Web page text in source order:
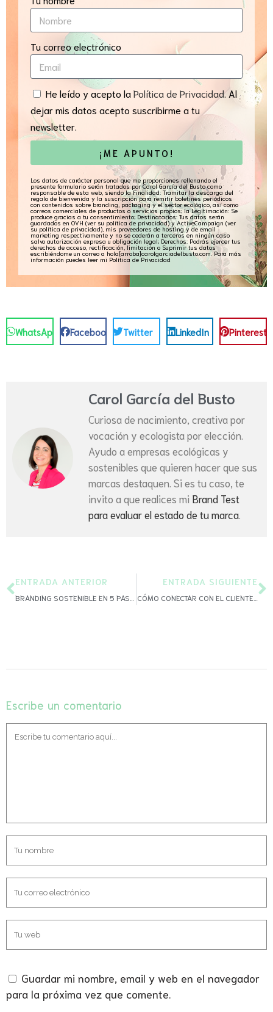
Tu correo electrónico
He leído y acepto laPolítica de Privacidad. Al
dejar mis datos acepto suscribirme a tu
newsletter.
¡ME APUNTO!
Los datos de carácter personal que me proporciones rellenando el
presente formulario serán tratados por Carol García del Busto como
responsable de esta web, siendo la Finalidad: Tramitar la descarga del
regalo de bienvenida y la suscripción para remitir boletines periódicos
con contenidos sobre branding, packaging y el sector ecológico, así como
correos comerciales de productos o servicios propios; la Legitimación: Se
produce gracias a tu consentimiento; Destinatarios: Tus datos serán
guardados en OVH (ver su política de privacidad) y ActiveCampaign (ver
su política de privacidad), mis proveedores de hosting y de email
marketing respectivamente y no se cederán a terceros en ningún caso
salvo autorización expresa u obligación legal; Derechos: Podrás ejercer tus
derechos de acceso, rectificación, limitación o Suprimir tus datos
escribiéndome un correo a hola[arroba]carolgarciadelbusto.com. Para más
información puedes leer mi Política de Privacidad
WhatsApp Facebook Twitter LinkedIn Pinterest
Carol García del Busto
Curiosa de nacimiento, creativa por
vocación y ecologista por elección.
Ayudo a empresas ecológicas y
sostenibles que quieren hacer que sus
marcas destaquen. Si es tu caso, te
invito a que realices mi Brand Test
para evaluar el estado de tu marca.
ENTRADA ANTERIOR ENTRADA SIGUIENTE
Escribe un comentario
Guardar mi nombre, email y web en el navegador
para la próxima vez que comente.